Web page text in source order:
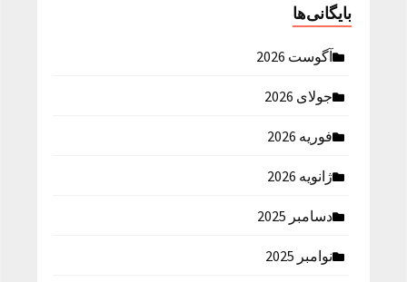
بایگانی‌ها
آگوست 2026
جولای 2026
فوریه 2026
ژانویه 2026
دسامبر 2025
نوامبر 2025